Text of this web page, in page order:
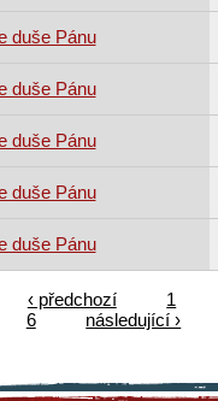
duše Pánu
duše Pánu
duše Pánu
duše Pánu
duše Pánu
‹ předchozí 1
6
následující ›